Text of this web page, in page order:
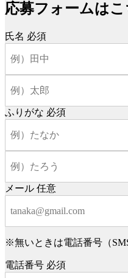
応募フォームはこ
氏名 必須
ふりがな 必須
メール 任意
※無いときは電話番号（
電話番号 必須